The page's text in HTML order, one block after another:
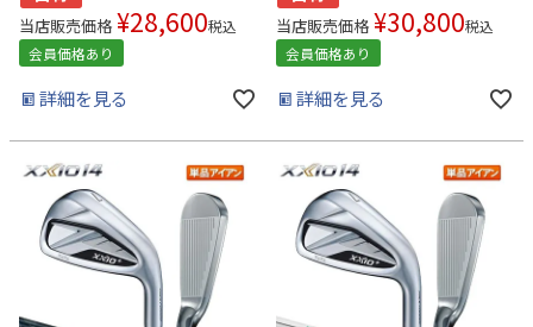
当店販売価格 ¥28,600税込
会員価格あり
詳細を見る
当店販売価格 ¥30,800税込
会員価格あり
詳細を見る